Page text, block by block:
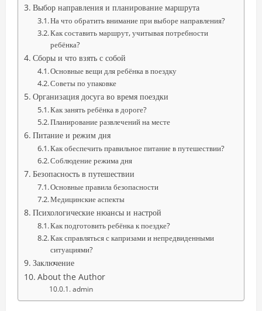
Выбор направления и планирование маршрута
На что обратить внимание при выборе направления?
Как составить маршрут, учитывая потребности
ребёнка?
Сборы и что взять с собой
Основные вещи для ребёнка в поездку
Советы по упаковке
Организация досуга во время поездки
Как занять ребёнка в дороге?
Планирование развлечений на месте
Питание и режим дня
Как обеспечить правильное питание в путешествии?
Соблюдение режима дня
Безопасность в путешествии
Основные правила безопасности
Медицинские аспекты
Психологические нюансы и настрой
Как подготовить ребёнка к поездке?
Как справляться с капризами и непредвиденными
ситуациями?
Заключение
About the Author
admin